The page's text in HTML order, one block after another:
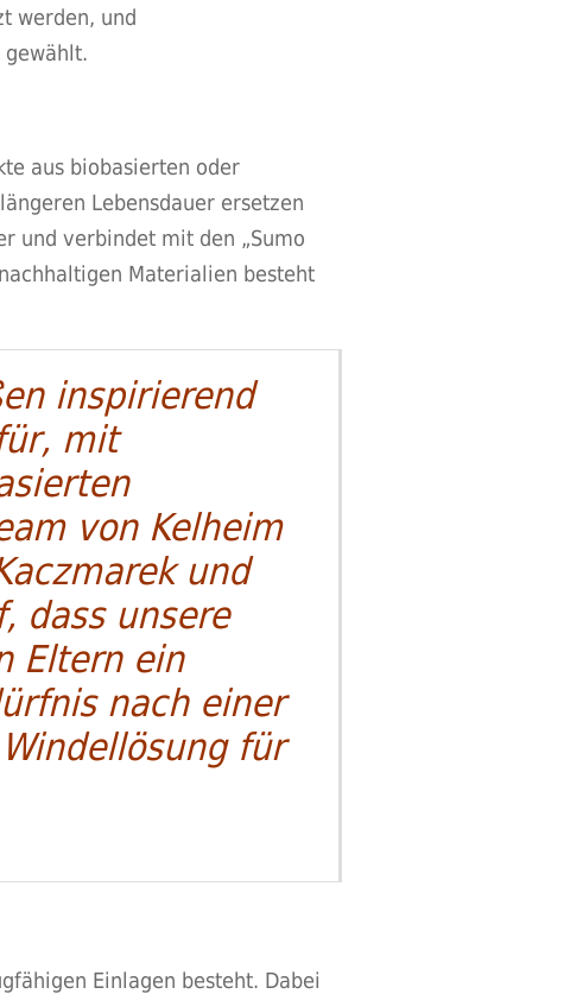
werden, und
gewählt.
aus biobasierten oder
Lebensdauer ersetzen
und verbindet mit den „Sumo
Materialien besteht
inspirierend
mit
von Kelheim
und
dass unsere
Eltern ein
nach einer
für
Einlagen besteht. Dabei